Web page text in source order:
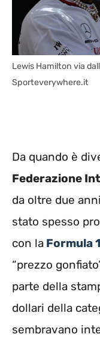
Lewis Hamilton via
Sporteverywhere.it
Da quando è
Federazione
da oltre due
stato spesso
con la Formula 1
“prezzo
parte della
dollari della
sembravano